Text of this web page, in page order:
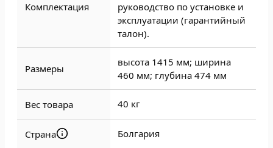
Комплектация
руководство по установке и
эксплуатации (гарантийный
талон).
Размеры
высота 1415 мм; ширина
460 мм; глубина 474 мм
Вес товара 40 кг
Страна Болгария